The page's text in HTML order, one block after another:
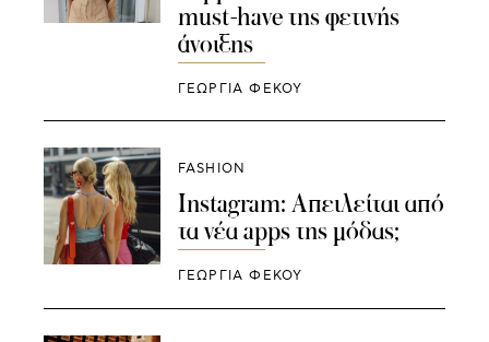
must-have της φετινής
άνοιξης
ΓΕΩΡΓΙΑ ΦΕΚΟΥ
FASHION
Instagram: Απειλείται από
τα νέα apps της μόδας;
ΓΕΩΡΓΙΑ ΦΕΚΟΥ